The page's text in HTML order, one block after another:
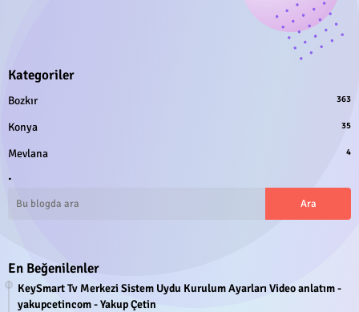
Kategoriler
Bozkır 363
Konya 35
Mevlana 4
.
En Beğenilenler
KeySmart Tv Merkezi Sistem Uydu Kurulum Ayarları Video anlatım -
yakupcetincom - Yakup Çetin